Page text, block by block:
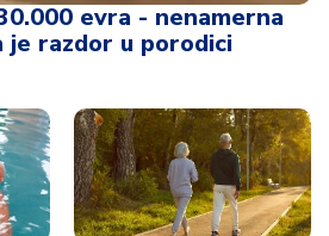
evra - nenamerna
je razdor u porodici